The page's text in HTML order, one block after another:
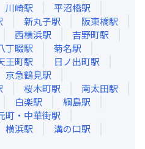
川崎駅 平沼橋駅
新丸子駅 阪東橋駅
西横浜駅 吉野町駅
丁畷駅 菊名駅
王町駅 日ノ出町駅
京急鶴見駅
桜木町駅 南太田駅
白楽駅 綱島駅
町・中華街駅
横浜駅 溝の口駅